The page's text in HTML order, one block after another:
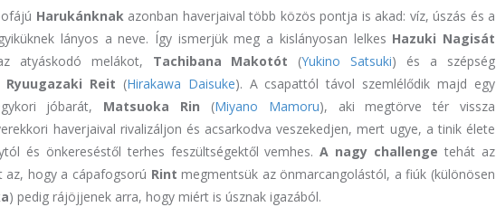
Harukánknakazonban haverjaival több közös pontja is akad: víz, úszás és a
lányos a neve. Így ismerjük meg a kislányosan lelkes Hazuki Nagisát
atyáskodó melákot, Tachibana Makotót (Yukino Satsuki) és a szépség
Ryuugazaki Reit (Hirakawa Daisuke). A csapattól távol szemlélődik majd egy
jóbarát, Matsuoka Rin (Miyano Mamoru), aki megtörve tér vissza
haverjaival rivalizáljon és acsarkodva veszekedjen, mert ugye, a tinik élete
és önkereséstől terhes feszültségektől vemhes.A nagy challenge tehát az
az, hogy a cápafogsorú Rintmegmentsük az önmarcangolástól, a fiúk (különösen
) pedig rájöjjenek arra, hogy miért is úsznak igazából.